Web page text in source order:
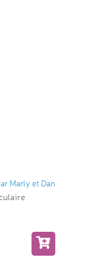
Marly et Dan